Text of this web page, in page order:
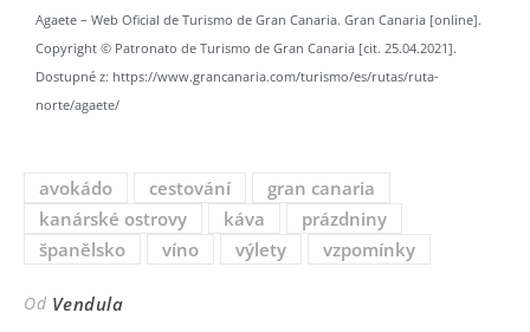
Agaete – Web Oficial de Turismo de Gran Canaria. Gran Canaria [online].
Copyright © Patronato de Turismo de Gran Canaria [cit. 25.04.2021].
Dostupné z: https://www.grancanaria.com/turismo/es/rutas/ruta-
norte/agaete/
avokádo cestování
gran canaria
kanárské ostrovy
káva
prázdniny
španělsko
víno výlety vzpomínky
Od Vendula